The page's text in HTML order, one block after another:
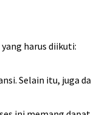
harus diikuti:
Selain itu, juga